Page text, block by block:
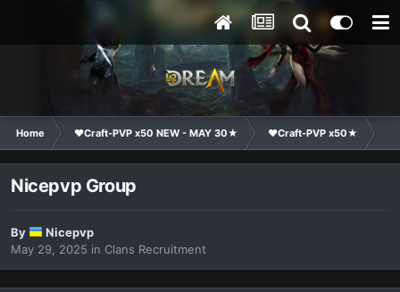
Home ❤Craft-PVP x50 NEW - MAY 30★ ❤Craft-PVP x50★
Nicepvp Group
By
Nicepvp
May 29, 2025 in Clans Recruitment